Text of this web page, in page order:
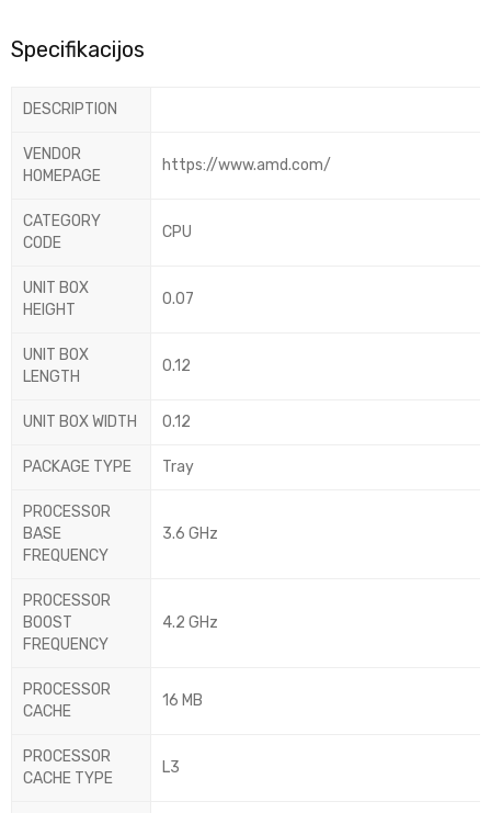
Specifikacijos
DESCRIPTION
VENDOR
HOMEPAGE
https://www.amd.com/
CATEGORY
CODE
CPU
UNIT BOX
HEIGHT
0.07
UNIT BOX
LENGTH
0.12
UNIT BOX WIDTH 0.12
PACKAGE TYPE Tray
PROCESSOR
BASE
FREQUENCY
3.6 GHz
PROCESSOR
BOOST
FREQUENCY
4.2 GHz
PROCESSOR
CACHE
16 MB
PROCESSOR
CACHE TYPE
L3